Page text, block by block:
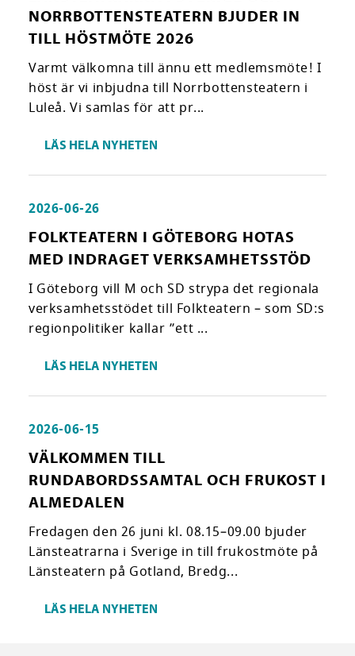
NORRBOTTENSTEATERN BJUDER IN
TILL HÖSTMÖTE 2026
Varmt välkomna till ännu ett medlemsmöte! I
höst är vi inbjudna till Norrbottensteatern i
Luleå. Vi samlas för att pr...
LÄS HELA NYHETEN
2026-06-26
FOLKTEATERN I GÖTEBORG HOTAS
MED INDRAGET VERKSAMHETSSTÖD
I Göteborg vill M och SD strypa det regionala
verksamhetsstödet till Folkteatern – som SD:s
regionpolitiker kallar ”ett ...
LÄS HELA NYHETEN
2026-06-15
VÄLKOMMEN TILL
RUNDABORDSSAMTAL OCH FRUKOST I
ALMEDALEN
Fredagen den 26 juni kl. 08.15–09.00 bjuder
Länsteatrarna i Sverige in till frukostmöte på
Länsteatern på Gotland, Bredg...
LÄS HELA NYHETEN